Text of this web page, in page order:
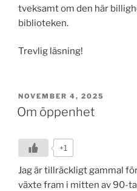
tveksamt om den här
biblioteken.
Trevlig läsning!
POSTED
ON
NOVEMBER 4, 2025
Om öppenhet
+1
Jag är tillräckligt gammal
växte fram i mitten av 90-